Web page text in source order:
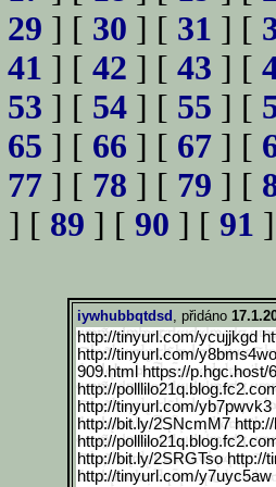
29 ] [ 30 ] [ 31 ] [
41 ] [ 42 ] [ 43 ] [
53 ] [ 54 ] [ 55 ] [
65 ] [ 66 ] [ 67 ] [
77 ] [ 78 ] [ 79 ] [
] [ 89 ] [ 90 ] [ 91
iywhubbqtdsd , přidáno
http://tinyurl.com/ycujjkgd
http://tinyurl.com/
909.html https://p.hgc.host/
http://polllilo21q.blog.fc2.co
http://tinyurl.com/
http://bit.ly/2SNcmM7
http://polllilo21q.blog.fc2.co
http://bit.ly/2SRGTso
http://tinyurl.com/y7uyc5aw